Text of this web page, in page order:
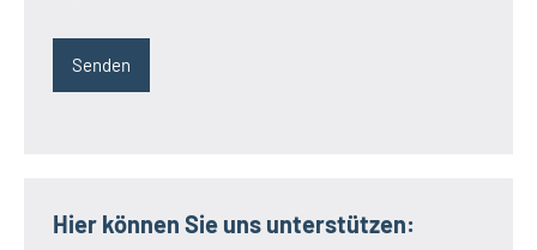
Hier können Sie uns unterstützen: